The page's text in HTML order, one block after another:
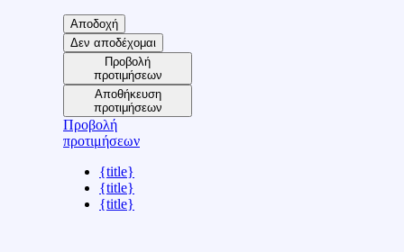
Αποδοχή
Δεν αποδέχομαι
Προβολή
προτιμήσεων
Αποθήκευση
προτιμήσεων
Προβολή
προτιμήσεων
{title}
{title}
{title}